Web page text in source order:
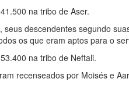
na tribo de Aser.
seus descendentes segundo
os que eram aptos para o
na tribo de Neftali.
recenseados por Moisés e